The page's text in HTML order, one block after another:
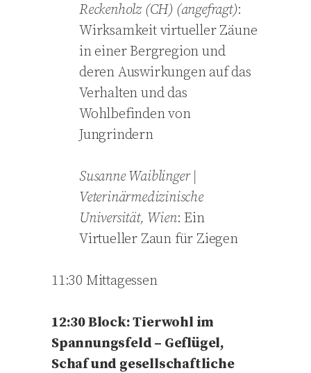
Reckenholz (CH) (angefragt):
Wirksamkeit virtueller Zäune
in einer Bergregion und
deren Auswirkungen auf das
Verhalten und das
Wohlbefinden von
Jungrindern
SusanneWaiblinger |
Veterinärmedizinische
Universität, Wien: Ein
Virtueller Zaun für Ziegen
11:30 Mittagessen
12:30 Block: Tierwohl im
Spannungsfeld – Geflügel,
Schaf und gesellschaftliche